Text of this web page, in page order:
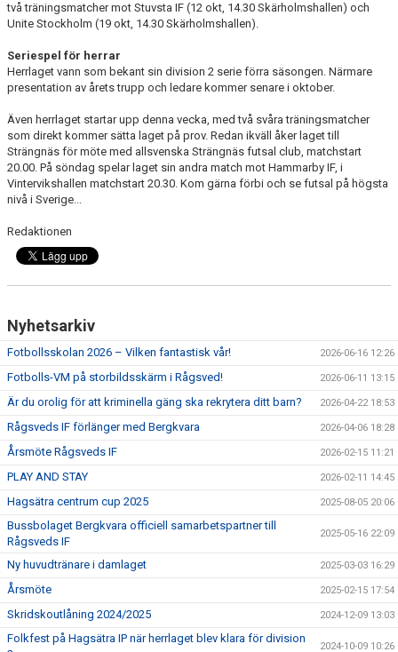
två träningsmatcher mot Stuvsta IF (12 okt, 14.30 Skärholmshallen) och
Unite Stockholm (19 okt, 14.30 Skärholmshallen).
Seriespel för herrar
Herrlaget vann som bekant sin division 2 serie förra säsongen. Närmare
presentation av årets trupp och ledare kommer senare i oktober.
Även herrlaget startar upp denna vecka, med två svåra träningsmatcher
som direkt kommer sätta laget på prov. Redan ikväll åker laget till
Strängnäs för möte med allsvenska Strängnäs futsal club, matchstart
20.00. På söndag spelar laget sin andra match mot Hammarby IF, i
Vintervikshallen matchstart 20.30. Kom gärna förbi och se futsal på högsta
nivå i Sverige...
Redaktionen
Nyhetsarkiv
Fotbollsskolan 2026 – Vilken fantastisk vår! 2026-06-16 12:26
Fotbolls-VM på storbildsskärm i Rågsved! 2026-06-11 13:15
Är du orolig för att kriminella gäng ska rekrytera ditt barn? 2026-04-22 18:53
Rågsveds IF förlänger med Bergkvara 2026-04-06 18:28
Årsmöte Rågsveds IF 2026-02-15 11:21
PLAY AND STAY 2026-02-11 14:45
Hagsätra centrum cup 2025 2025-08-05 20:06
Bussbolaget Bergkvara officiell samarbetspartner till
Rågsveds IF
2025-05-16 22:09
Ny huvudtränare i damlaget 2025-03-03 16:29
Årsmöte 2025-02-15 17:54
Skridskoutlåning 2024/2025 2024-12-09 13:03
Folkfest på Hagsätra IP när herrlaget blev klara för division
2024-10-09 10:26